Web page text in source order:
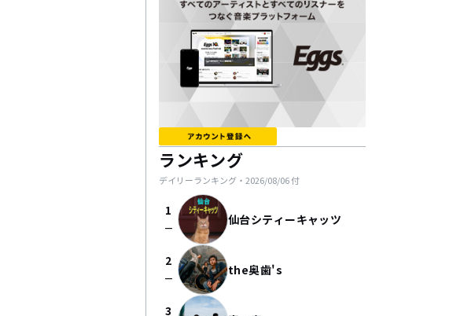
ランキング
デイリーランキング・ 2026/08/06付
1
check_indeterminate_small 仙台シティーキャッツ
2
check_indeterminate_small the奥歯's
3